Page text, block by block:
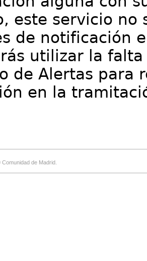
este servicio no
de notificación
utilizar la
de Alertas para
en la
de Madrid.